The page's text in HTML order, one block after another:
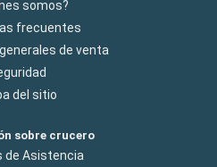
somos?
frecuentes
de venta
del sitio
sobre crucero
de Asistencia